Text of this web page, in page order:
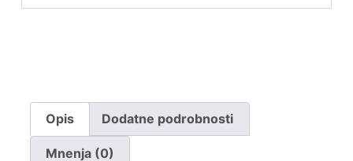
Opis Dodatne podrobnosti
Mnenja (0)